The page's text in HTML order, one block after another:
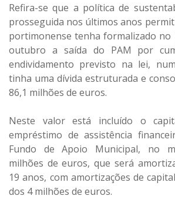
Refira-se que a política de
prosseguida nos últimos anos
portimonense tenha formalizado no
outubro a saída do PAM por
endividamento previsto na lei,
tinha uma dívida estruturada e
86,1 milhões de euros.
Neste valor está incluído o
empréstimo de assistência
Fundo de Apoio Municipal, no
milhões de euros, que será
19 anos, com amortizações de
dos 4 milhões de euros.